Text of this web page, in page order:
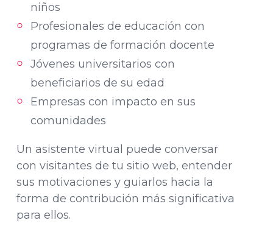
niños
Profesionales de educación con
programas de formación docente
Jóvenes universitarios con
beneficiarios de su edad
Empresas con impacto en sus
comunidades
Un asistente virtual puede conversar
con visitantes de tu sitio web, entender
sus motivaciones y guiarlos hacia la
forma de contribución más significativa
para ellos.